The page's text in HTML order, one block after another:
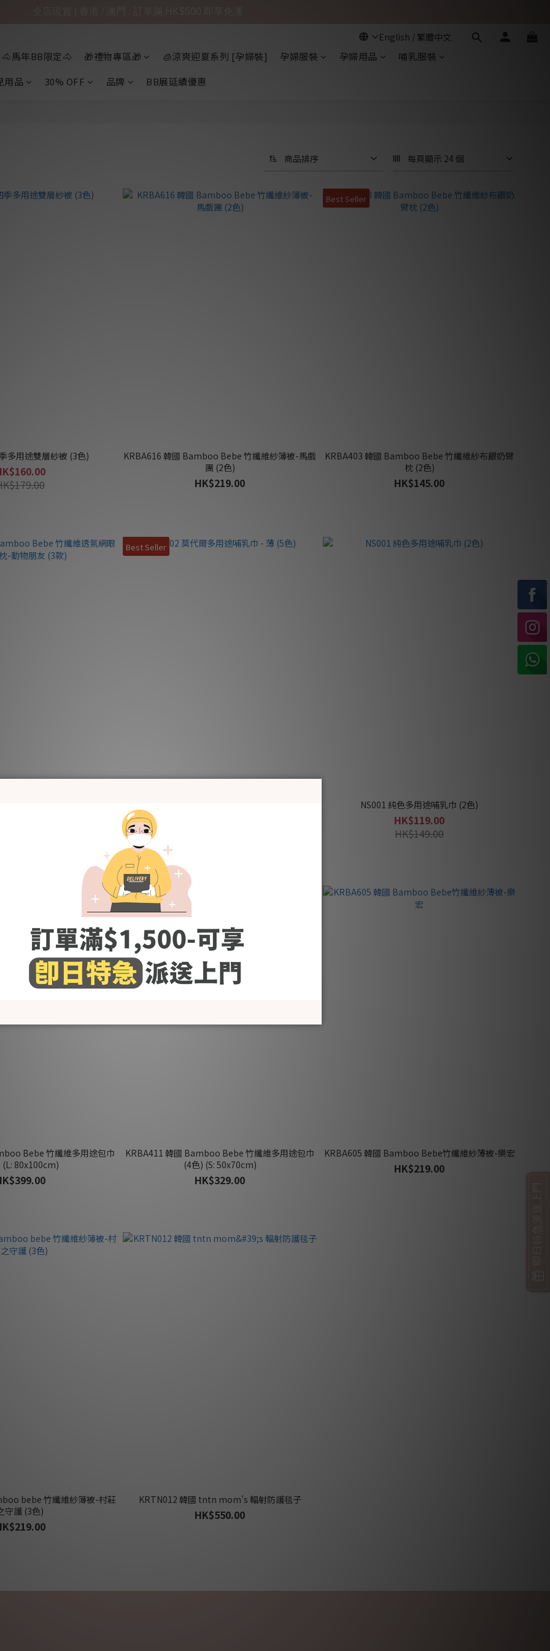
🐴馬年BB限定🐴 🎁禮物專區🎁 🧊涼爽迎夏系列 [孕婦裝] 孕婦服裝 孕婦用品
哺乳服裝
用品
30% OFF 品牌 BB展延續優惠
商品排序 每頁顯示 24 個
多用途雙層紗被 (3色)
KRBA616 韓國 Bamboo Bebe 竹纖維紗簿被-馬戲
團 (2色)
HK$219.00
Best Seller
KRBA403 韓國 Bamboo Bebe 竹纖維紗布餵奶臂
枕 (2色)
HK$145.00
Best Seller
NS001 純色多用途哺乳巾 (2色)
HK$119.00
HK$149.00
Bebe 竹纖維多用途包巾
(L: 80x100cm)
一物多用
KRBA411 韓國 Bamboo Bebe 竹纖維多用途包巾
(4色) (S: 50x70cm)
HK$329.00
KRBA605 韓國 Bamboo Bebe竹纖維紗薄被-樂宏
HK$219.00
bebe 竹纖維紗簿被-村莊
守護 (3色)
KRTN012 韓國 tntn mom's 輻射防護毯子
HK$550.00